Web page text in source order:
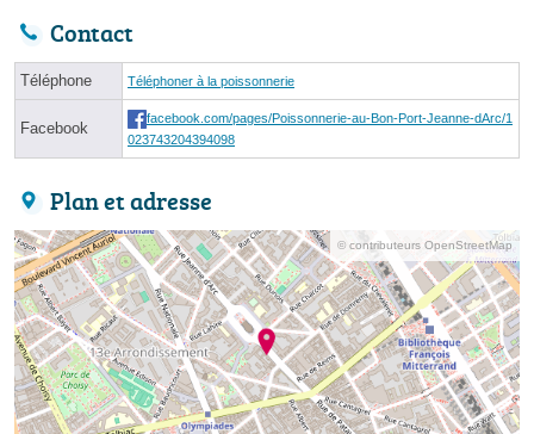
Contact
Téléphone Téléphoner à la poissonnerie
Facebook
facebook.com/pages/Poissonnerie-au-Bon-Port-Jeanne-dArc/1
023743204394098
Plan et adresse
© contributeurs OpenStreetMap